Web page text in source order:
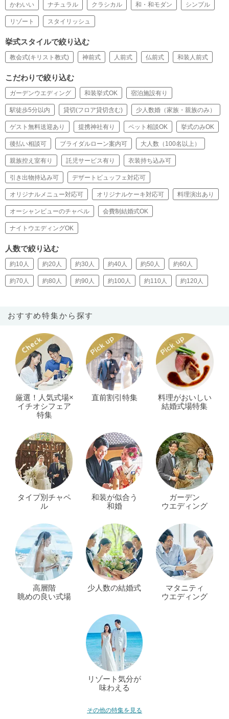
かわいい ナチュラル クラシカル 和・和モダン シンプル
リゾート スタイリッシュ
挙式スタイルで絞り込む
教会式(キリスト教式) 神前式 人前式 仏前式 和装人前式
こだわりで絞り込む
ガーデンウエディング 和装挙式OK 宿泊施設有り
駅徒歩5分以内 貸切(フロア貸切含む) 少人数婚（家族・親族のみ）
ゲスト無料送迎あり 提携神社有り ペット相談OK 挙式のみOK
後払い相談可 ブライダルローン案内可 大人数（100名以上）
親族控え室有り 託児サービス有り 衣装持ち込み可
引き出物持込み可 デザートビュッフェ対応可
オリジナルメニュー対応可 オリジナルケーキ対応可 料理演出あり
オーシャンビューのチャペル 会費制結婚式OK
ナイトウエディングOK
人数で絞り込む
約10人 約20人 約30人 約40人 約50人 約60人
約70人 約80人 約90人 約100人 約110人 約120人
おすすめ特集から探す
厳選！人気式場×
イチオシフェア
特集
直前割引特集
料理がおいしい
結婚式場特集
タイプ別チャペ
ル
和装が似合う
和婚
ガーデン
ウエディング
高層階
眺めの良い式場
少人数の結婚式
マタニティ
ウエディング
リゾート気分が
味わえる
その他の特集を見る